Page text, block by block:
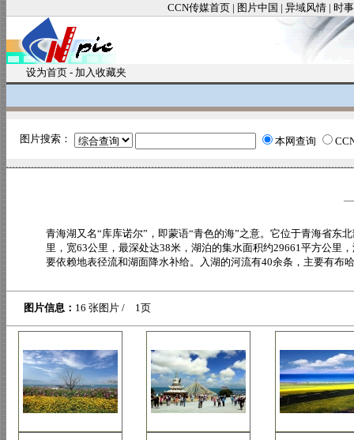
CCN传媒首页 | 图片中国 | 异域风情 | 时
设为首页 - 加入收藏夹
图片搜索： 本网查询
青海湖又名“库库诺尔”，即蒙语“青色的海”之意。它位于青海省东
里，宽63公里，最深处达38米，湖泊的集水面积约29661平方公里
要依赖地表径流和湖面降水补给。入湖的河流有40余条，主要有布
图片信息： 16 张图片 / 1页